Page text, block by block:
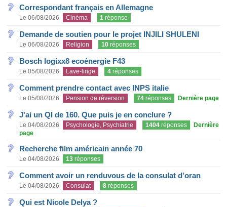
Correspondant français en Allemagne
Le 06/08/2026 Cinéma 1 réponse
Demande de soutien pour le projet INJILI SHULENI
Le 06/08/2026 Religion 10 réponses
Bosch logixx8 ecoénergie F43
Le 05/08/2026 Lave-linge 4 réponses
Comment prendre contact avec INPS italie
Le 05/08/2026 Pension de réversion 74 réponses Dernière page
J'ai un QI de 160. Que puis je en conclure ?
Le 04/08/2026 Psychologie, Psychiatrie 1404 réponses
Dernière
page
Recherche film américain année 70
Le 04/08/2026 13 réponses
Comment avoir un renduvous de la consulat d'oran
Le 04/08/2026 Consulat 8 réponses
Qui est Nicole Delya ?